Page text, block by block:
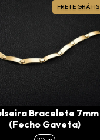
FRETE GRÁTIS
Bracelete 7mm
(Fecho Gaveta)